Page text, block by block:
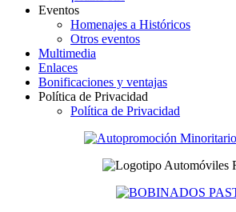
Eventos
Homenajes a Históricos
Otros eventos
Multimedia
Enlaces
Bonificaciones y ventajas
Política de Privacidad
Política de Privacidad